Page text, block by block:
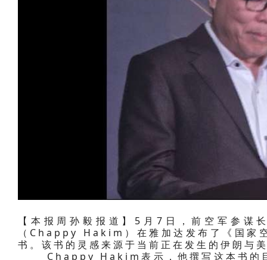
【本报周孙毅报道】5月7日，前空军参谋
（Chappy Hakim）在雅加达发布了《国家
书。该书的灵感来源于当前正在发生的伊朗与
Chappy Hakim表示，他撰写这本书的目